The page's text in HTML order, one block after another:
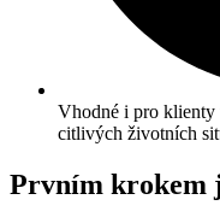
Vhodné i pro klienty
citlivých životních
Prvním krokem